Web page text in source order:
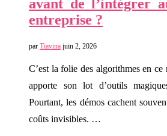
avant de l’intégrer
entreprise ?
par Tiavina juin 2, 2026
C’est la folie des algorithmes en ce
apporte son lot d’outils
Pourtant, les démos cachent
coûts invisibles. …